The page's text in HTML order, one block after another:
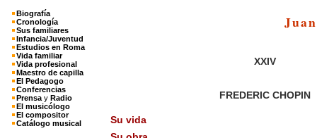
Biografía
Cronología
Sus familiares
Infancia/Juventud
Estudios en Roma
Vida familiar
Vida profesional
Maestro de capilla
El Pedagogo
Conferencias
Prensa y Radio
El musicólogo
El compositor
Catálogo musical
XXIV
FREDERICCHOPIN
Su vida